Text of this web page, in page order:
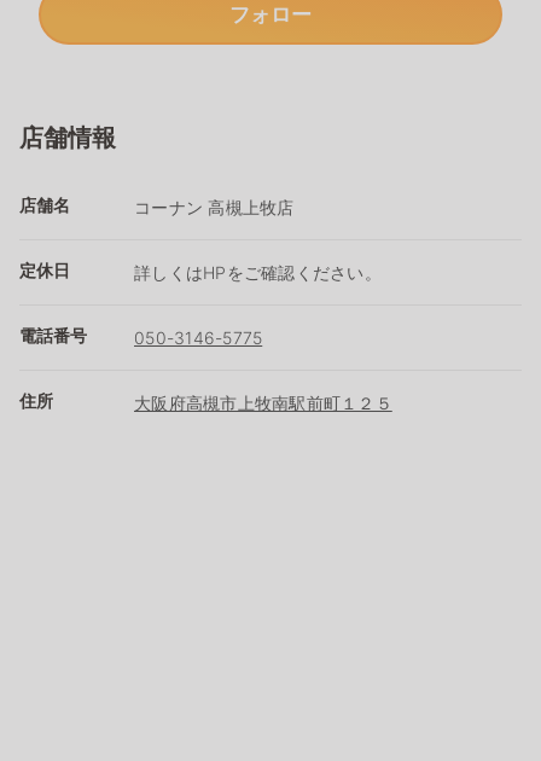
フォロー
店舗情報
店舗名 コーナン 高槻上牧店
定休日 詳しくはHPをご確認ください。
電話番号 050-3146-5775
住所 大阪府高槻市上牧南駅前町１２５